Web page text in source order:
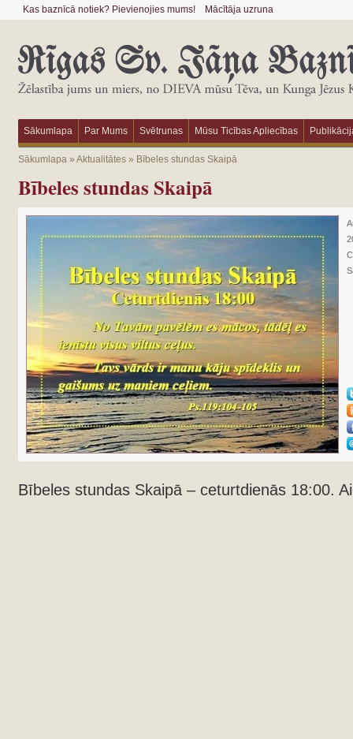
Kas baznīcā notiek? Pievienojies mums! Mācītāja uzruna
Sākumlapa Par Mums Svētrunas Mūsu Ticības Apliecības
Sākumlapa» Aktualitātes» Bībeles stundas Skaipā
Bībeles stundas Skaipā
Bībeles stundas Skaipā – ceturtdienās 18:00.